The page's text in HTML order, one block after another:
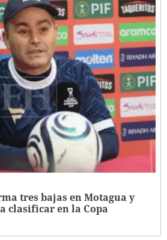
tres bajas en Motagua y
clasificar en la Copa